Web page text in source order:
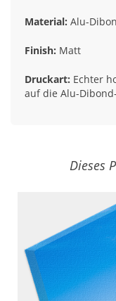
Material: Alu-
Finish: Matt
Druckart: Echter
auf die Alu-
Dieses